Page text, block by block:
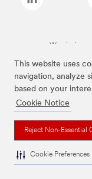
This website uses
navigation, analyze
based on your
Cookie Notice
Reject Non-Essential
Cookie Preferences
Wymienione